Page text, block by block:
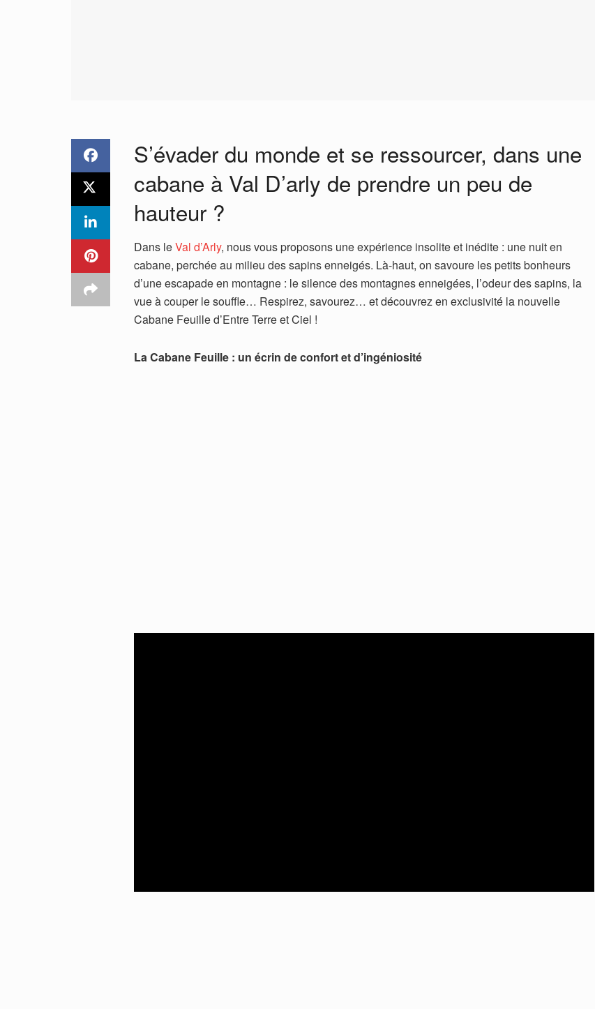
S’évader du monde et se ressourcer, dans une
cabane à Val D’arly de prendre un peu de
hauteur ?
Dans leVal d’Arly, nous vous proposons une expérience insolite et inédite : une nuit en
cabane, perchée au milieu des sapins enneigés. Là-haut, on savoure les petits bonheurs
d’une escapade en montagne : le silence des montagnes enneigées, l’odeur des sapins, la
vue à couper le souffle… Respirez, savourez… et découvrez en exclusivité la nouvelle
Cabane Feuille d’Entre Terre et Ciel !
La Cabane Feuille : un écrin de confort et d’ingéniosité